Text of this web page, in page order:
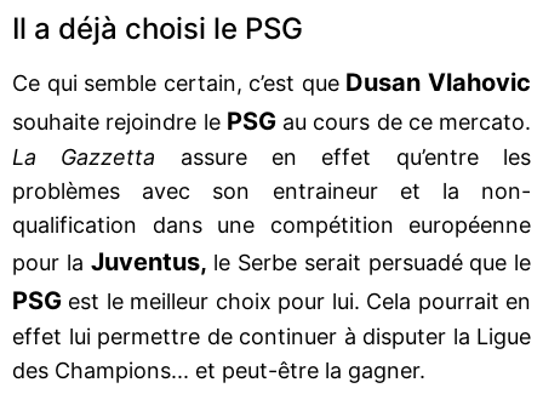
Il a déjà choisi le PSG
Ce qui semble certain, c’est que Dusan Vlahovic
souhaite rejoindre le PSGau cours de ce mercato.
La Gazzetta assure en effet qu’entre les
problèmes avec son entraineur et la non-
qualification dans une compétition européenne
pour la Juventus, le Serbe serait persuadé que le
PSG est le meilleur choix pour lui. Cela pourrait en
effet lui permettre de continuer à disputer la Ligue
des Champions... et peut-être la gagner.